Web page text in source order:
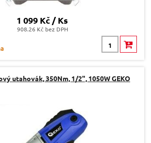
1 099 Kč / Ks
908.26 Kč bez DPH
utahovák, 350Nm, 1/2", 1050W GEKO